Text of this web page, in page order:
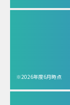
※2026年度6月時点